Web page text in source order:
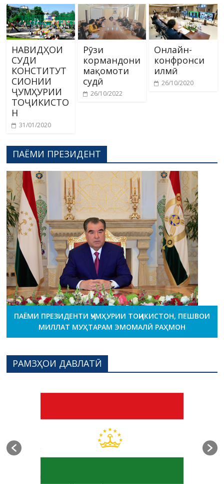
НАВИДҲОИ
СУДИ
КОНСТИТУТ
СИОНИИ
ҶУМҲУРИИ
ТОҶИКИСТО
Н
31/01/2020
Рӯзи
кормандони
мақомоти
судӣ
26/10/2022
Онлайн-
конфронси
илмӣ
26/10/2020
ПАЁМИ ПРЕЗИДЕНТ
ПАЁМИ ПРЕЗИДЕНТИ ҶУМҲУРИИ ТОҶИКИСТОН, ПЕШВОИ
МИЛЛАТ МУҲТАРАМ ЭМОМАЛӢ РАҲМОН
РАМЗҲОИ ДАВЛАТӢ